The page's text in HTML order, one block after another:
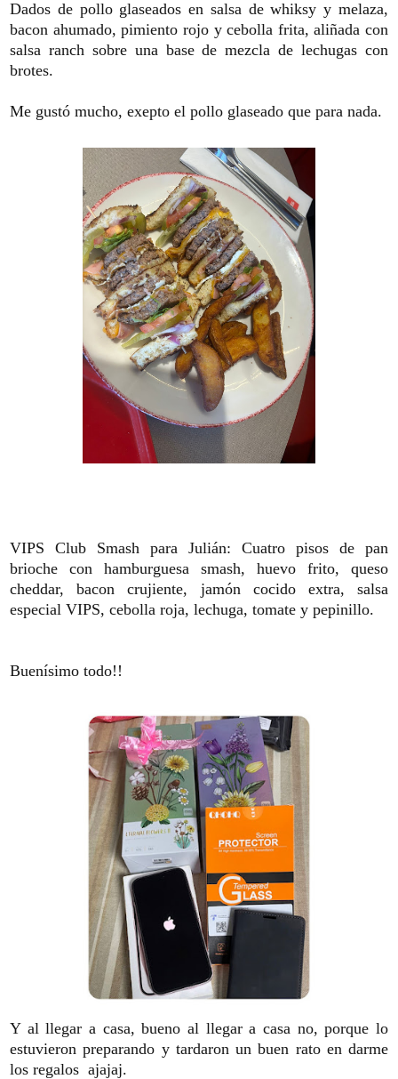
Dados de pollo glaseados en salsa de whiksy y melaza,
bacon ahumado, pimiento rojo y cebolla frita, aliñada con
salsa ranch sobre una base de mezcla de lechugas con
brotes.
Me gustó mucho, exepto el pollo glaseado que para nada.
VIPS Club Smash para Julián: Cuatro pisos de pan
brioche con hamburguesa smash, huevo frito, queso
cheddar, bacon crujiente, jamón cocido extra, salsa
especial VIPS, cebolla roja, lechuga, tomate y pepinillo.
Buenísimo todo!!
Y al llegar a casa, bueno al llegar a casa no, porque lo
estuvieron preparando y tardaron un buen rato en darme
los regalos ajajaj.